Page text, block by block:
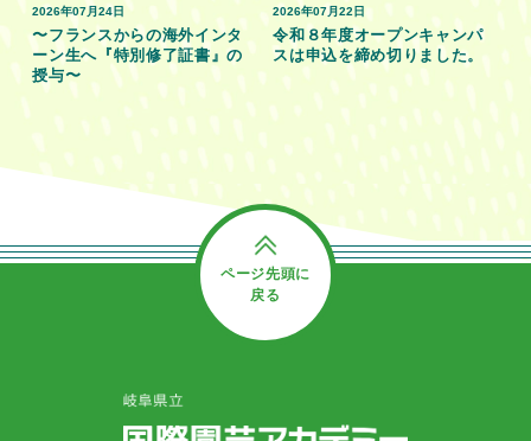
2026年07月24日
〜フランスからの海外インタ
ーン生へ『特別修了証書』の
授与〜
2026年07月22日
令和８年度オープンキャンパ
スは申込を締め切りました。
ページ先頭に
戻る